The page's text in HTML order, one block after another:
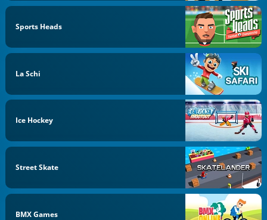
Sports Heads
La Schi
Ice Hockey
Street Skate
BMX Games